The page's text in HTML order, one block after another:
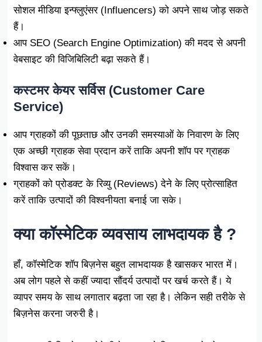
सोशल मीडिया इन्फ्लुएंसर (Influencers) को अपने साथ जोड़ सकते
हैं।
आप SEO (Search Engine Optimization) की मदद से अपनी
वेबसाइट की विजिबिलिटी बढ़ा सकते हैं।
कस्टमर केयर सर्विस (Customer Care
Service)
आप ग्राहकों की पूछताछ और उनकी समस्याओं के निवारण के लिए
एक अच्छी ग्राहक सेवा प्रदान करें ताकि अपनी शॉप पर ग्राहक
विश्वास कर सकें।
ग्राहकों को प्रोडक्ट के रिव्यु (Reviews) देने के लिए प्रोत्साहित
करें ताकि उत्पादों की विश्वनीयता बनाई जा सके।
क्या कॉस्मेटिक व्यवसाय लाभदायक है ?
हाँ, कॉस्मेटिक शॉप बिज़नेस बहुत लाभदायक है खासकर भारत में।
अब लोग पहले से कहीं ज्यादा सौंदर्य उत्पादों पर खर्च करते हैं। ये
व्यापर समय के साथ लगातार बढ़ता जा रहा है। लेकिन सही तरीके से
बिज़नेस करना जरुरी है।